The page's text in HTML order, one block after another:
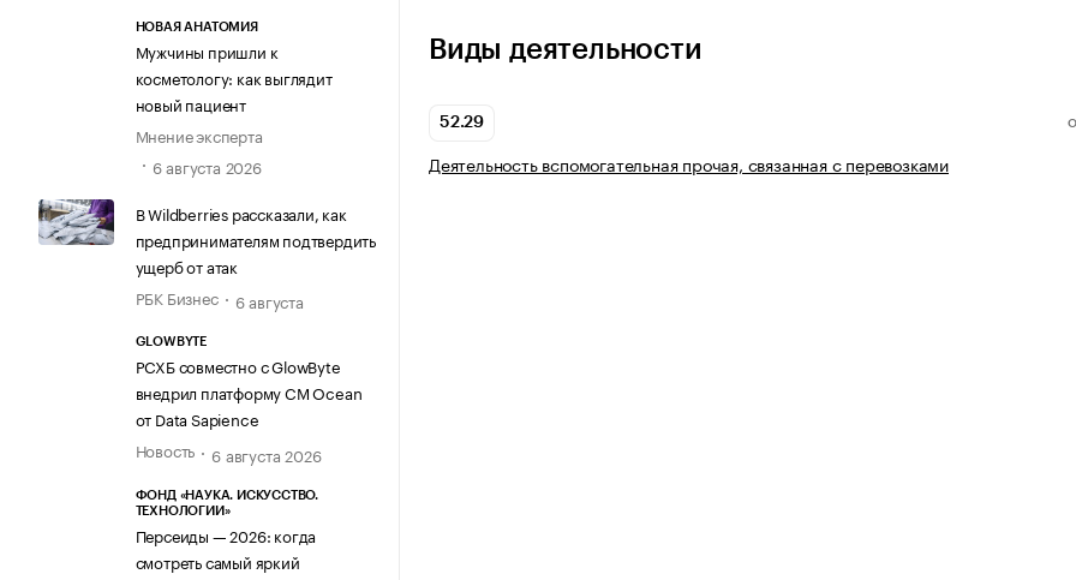
НОВАЯ АНАТОМИЯ
Мужчины пришли к
косметологу: как выглядит
новый пациент
Мнение эксперта
6 августа 2026
В Wildberries рассказали, как
предпринимателям подтвердить
ущерб от атак
РБК Бизнес
6 августа
GLOWBYTE
РСХБ совместно с GlowByte
внедрил платформу CM Ocean
от Data Sapience
Новость
6 августа 2026
ФОНД «НАУКА. ИСКУССТВО.
ТЕХНОЛОГИИ»
Персеиды — 2026: когда
смотреть самый яркий
Виды деятельности
52.29
Деятельность вспомогательная прочая, связанная с перевозками